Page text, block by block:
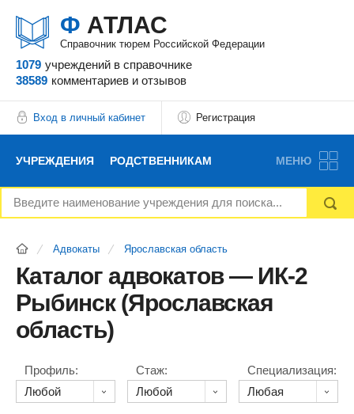
Ф АТЛАС
Справочник тюрем Российской Федерации
1079 учреждений в справочнике
38589 комментариев и отзывов
Вход в личный кабинет Регистрация
УЧРЕЖДЕНИЯ РОДСТВЕННИКАМ
НОВОСТИ БЛОГ АДВОКАТЫ
РЕКЛАМОДАТЕЛЯМ
МЕНЮ
Адвокаты Ярославская область
Каталог адвокатов — ИК-2
Рыбинск (Ярославская
область)
Профиль: Стаж: Специализация: